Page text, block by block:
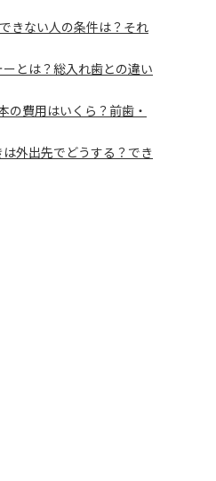
きない人の条件は？それ
とは？総入れ歯との違い
の費用はいくら？前歯・
外出先でどうする？でき